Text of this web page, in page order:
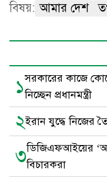
বিষয়: আমার দেশ
১সরকারের কাজে
নিচ্ছেন প্রধানমন্ত্রী
২ইরান যুদ্ধে নিজের
৩ডিজিএফআইয়ের
বিচারকরা